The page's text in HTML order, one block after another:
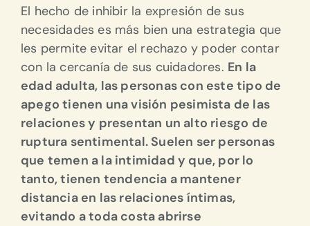
El hecho de inhibir la expresión de sus
necesidades es más bien una estrategia que
les permite evitar el rechazo y poder contar
con la cercanía de sus cuidadores. En la
edad adulta, las personas con este tipo de
apego tienen una visión pesimista de las
relaciones y presentan un alto riesgo de
ruptura sentimental. Suelen ser personas
que temen a la intimidad y que, por lo
tanto, tienen tendencia a mantener
distancia en las relaciones íntimas,
evitando a toda costa abrirse